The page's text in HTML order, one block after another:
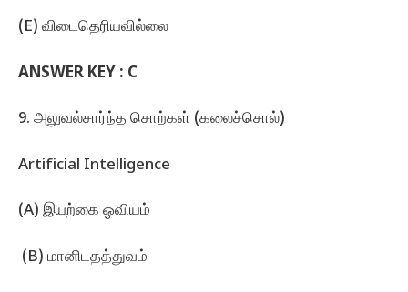
(E) விடைதெரியவில்லை
ANSWER KEY : C
9. அலுவல்சார்ந்த சொற்கள்‌ (கலைச்சொல்‌)
Artificial Intelligence
(A) இயற்கை ஓவியம்
‌ (B) மானிடதத்துவம்‌